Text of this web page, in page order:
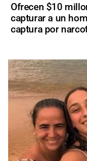
Ofrecen $10
capturar a un
captura por